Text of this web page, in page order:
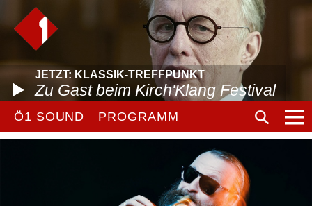
JETZT: KLASSIK-TREFFPUNKT
Zu Gast beim Kirch'Klang Festival
Ö1 SOUND PROGRAMM